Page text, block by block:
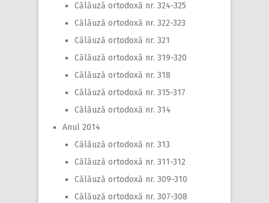
Călăuză ortodoxă nr. 324-325
Călăuză ortodoxă nr. 322-323
Călăuză ortodoxă nr. 321
Călăuză ortodoxă nr. 319-320
Călăuză ortodoxă nr. 318
Călăuză ortodoxă nr. 315-317
Călăuză ortodoxă nr. 314
Anul 2014
Călăuză ortodoxă nr. 313
Călăuză ortodoxă nr. 311-312
Călăuză ortodoxă nr. 309-310
Călăuză ortodoxă nr. 307-308